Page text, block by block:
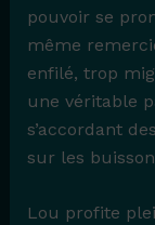
pouvoir se
même
enfilé, trop
une véritable
s’accordant
sur les
Lou profite